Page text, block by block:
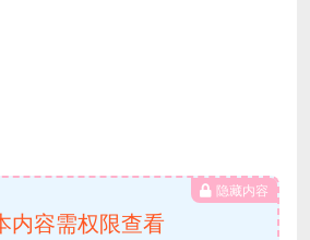
隐藏内容
内容需权限查看